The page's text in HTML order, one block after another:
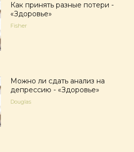
Как принять разные потери -
«Здоровье»
Fisher
Можно ли сдать анализ на
депрессию - «Здоровье»
Douglas